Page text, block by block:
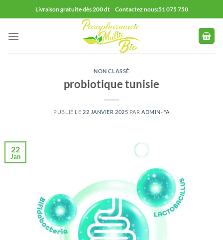
au
contenu
Livraison gratuite dès 200 dt Contactez nous:51 075 750
NON CLASSÉ
probiotique tunisie
PUBLIÉ LE 22 JANVIER 2025 PAR ADMIN-FA
22
Jan